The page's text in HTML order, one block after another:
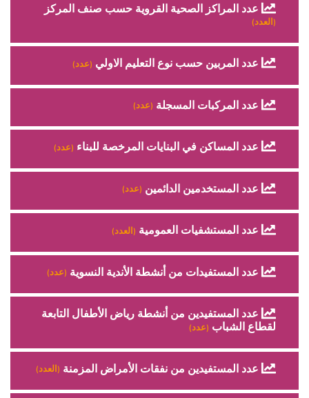
عدد المراكز الصحية القروية حسب صنف المركز
(العدد)
عدد المربين حسب نوع التعليم الاولي (عدد)
عدد المركبات المسجلة (عدد)
عدد المساكن في البنايات المرخصة للبناء (عدد)
عدد المستخدمين الدائمين (عدد)
عدد المستشفيات العمومية (العدد)
عدد المستفيدات من أنشطة الأندية النسوية (عدد)
عدد المستفيدين من أنشطة رياض الأطفال التابعة
لقطاع الشباب (عدد)
عدد المستفيدين من نفقات الأمراض المزمنة (العدد)